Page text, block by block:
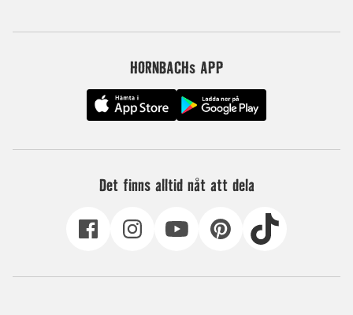
HORNBACHs APP
Det finns alltid nåt att dela